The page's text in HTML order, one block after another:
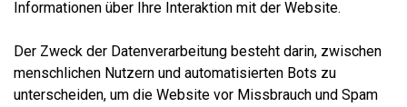
Informationen über Ihre Interaktion mit der Website.
Der Zweck der Datenverarbeitung besteht darin, zwischen
menschlichen Nutzern und automatisierten Bots zu
unterscheiden, um die Website vor Missbrauch und Spam